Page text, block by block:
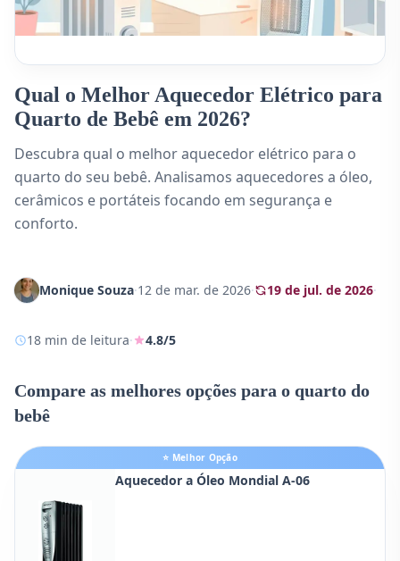
Qual o Melhor Aquecedor Elétrico para
Quarto de Bebê em 2026?
Descubra qual o melhor aquecedor elétrico para o
quarto do seu bebê. Analisamos aquecedores a óleo,
cerâmicos e portáteis focando em segurança e
conforto.
Monique Souza·12 de mar. de 2026· 19 de jul. de 2026·
18 min de leitura· 4.8/5
Compare as melhores opções para o quarto do
bebê
⭐ Melhor Opção
Aquecedor a Óleo Mondial A-06